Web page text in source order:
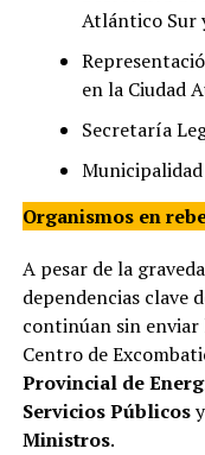
Atlántico Sur
en la Ciudad
Secretaría
Organismos en
A pesar de la
dependencias clave
continúan sin
Centro de
Provincial de
Servicios Públicos
Ministros.